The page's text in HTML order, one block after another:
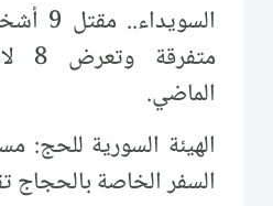
الماضي.
الهيئة السورية للحج:
السفر الخاصة بالحجاج